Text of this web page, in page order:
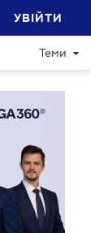
УВІЙТИ
Теми